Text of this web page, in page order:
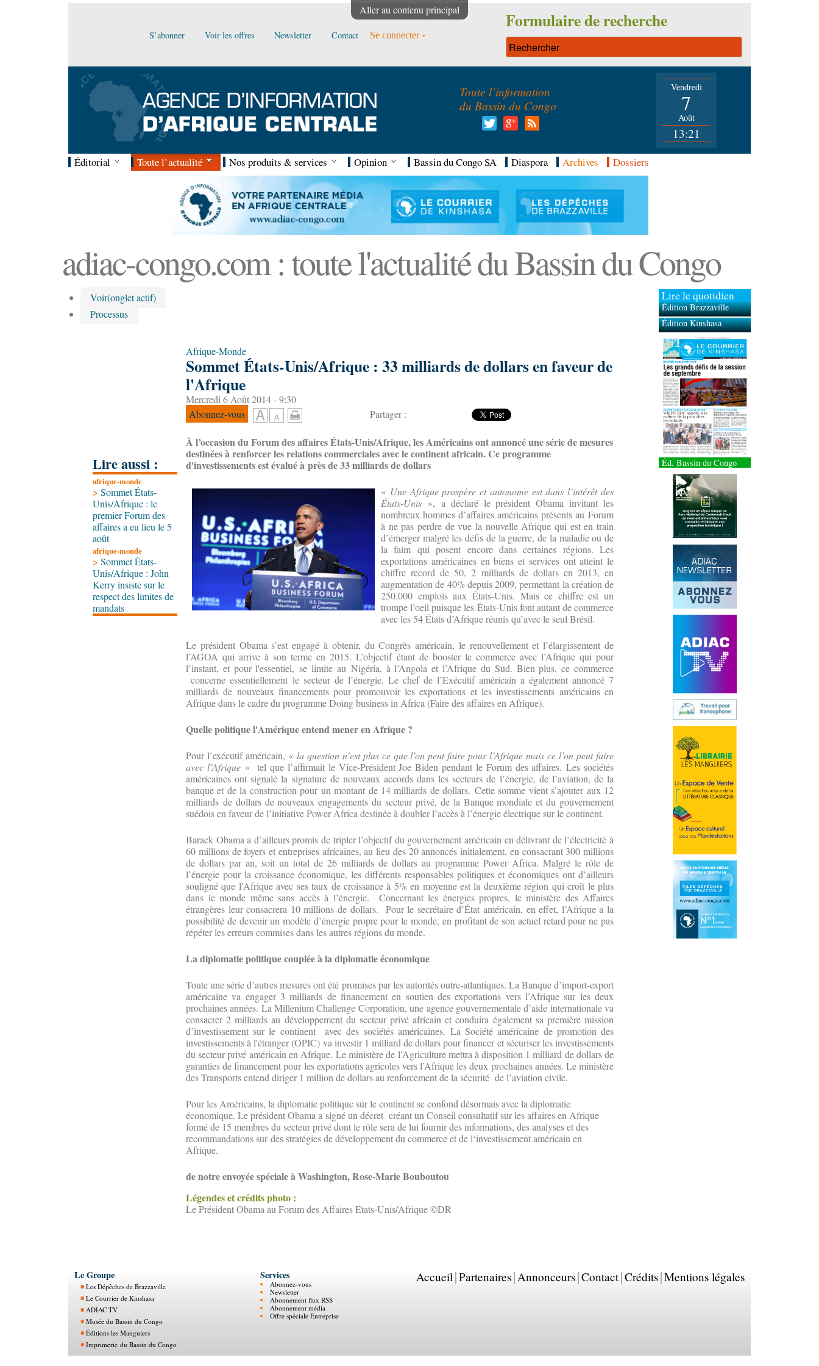
Aller au contenu principal
S’abonner Voir les offres Newsletter Contact Se connecter
Formulaire de recherche
Toute l’information
du Bassin du Congo
Vendredi
7
Août
13:21
Éditorial Toute l’actualité Nos produits & services Opinion Bassin du Congo SA Diaspora Archives Dossiers
adiac-congo.com : toute l'actualité du Bassin du Congo
Voir(onglet actif)
Processus
Lire aussi :
afrique-monde
> Sommet États-
Unis/Afrique : le
premier Forum des
affaires a eu lieu le 5
août
afrique-monde
> Sommet États-
Unis/Afrique : John
Kerry insiste sur le
respect des limites de
mandats
Afrique-Monde
Sommet États-Unis/Afrique : 33 milliards de dollars en faveur de
l'Afrique
Mercredi 6 Août 2014 - 9:30
Abonnez-vous
Partager :
À l’occasion du Forum des affaires États-Unis/Afrique, les Américains ont annoncé une série de mesures
destinées à renforcer les relations commerciales avec le continent africain. Ce programme
d'investissements est évalué à près de 33 milliards de dollars
« Une Afrique prospère et autonome est dans l’intérêt des
États-Unis », a déclaré le président Obama invitant les
nombreux hommes d’affaires américains présents au Forum
à ne pas perdre de vue la nouvelle Afrique qui est en train
d’émerger malgré les défis de la guerre, de la maladie ou de
la faim qui posent encore dans certaines régions. Les
exportations américaines en biens et services ont atteint le
chiffre record de 50, 2 milliards de dollars en 2013, en
augmentation de 40% depuis 2009, permettant la création de
250.000 emplois aux États-Unis. Mais ce chiffre est un
trompe l’oeil puisque les États-Unis font autant de commerce
avec les 54 États d’Afrique réunis qu’avec le seul Brésil.
Le président Obama s’est engagé à obtenir, du Congrès américain, le renouvellement et l’élargissement de
l’AGOA qui arrive à son terme en 2015. L’objectif étant de booster le commerce avec l’Afrique qui pour
l’instant, et pour l'essentiel, se limite au Nigéria, à l’Angola et l’Afrique du Sud. Bien plus, ce commerce
concerne essentiellement le secteur de l’énergie. Le chef de l’Exécutif américain a également annoncé 7
milliards de nouveaux financements pour promouvoir les exportations et les investissements américains en
Afrique dans le cadre du programme Doing business in Africa (Faire des affaires en Afrique).
Quelle politique l'Amérique entend mener en Afrique ?
Pour l’exécutif américain, « la question n’est plus ce que l’on peut faire pour l’Afrique mais ce l’on peut faire
avec l’Afrique » tel que l’affirmait le Vice-Président Joe Biden pendant le Forum des affaires. Les sociétés
américaines ont signalé la signature de nouveaux accords dans les secteurs de l’énergie, de l’aviation, de la
banque et de la construction pour un montant de 14 milliards de dollars. Cette somme vient s’ajouter aux 12
milliards de dollars de nouveaux engagements du secteur privé, de la Banque mondiale et du gouvernement
suédois en faveur de l’initiative Power Africa destinée à doubler l’accès à l’énergie électrique sur le continent.
Barack Obama a d’ailleurs promis de tripler l’objectif du gouvernement américain en délivrant de l’électricité à
60 millions de foyers et entreprises africaines, au lieu des 20 annoncés initialement, en consacrant 300 millions
de dollars par an, soit un total de 26 milliards de dollars au programme Power Africa. Malgré le rôle de
l’énergie pour la croissance économique, les différents responsables politiques et économiques ont d’ailleurs
souligné que l’Afrique avec ses taux de croissance à 5% en moyenne est la deuxième région qui croît le plus
dans le monde même sans accès à l’énergie. Concernant les énergies propres, le ministère des Affaires
étrangères leur consacrera 10 millions de dollars. Pour le secrétaire d’État américain, en effet, l’Afrique a la
possibilité de devenir un modèle d’énergie propre pour le monde, en profitant de son actuel retard pour ne pas
répéter les erreurs commises dans les autres régions du monde.
La diplomatie politique couplée à la diplomatie économique
Toute une série d’autres mesures ont été promises par les autorités outre-atlantiques. La Banque d’import-export
américaine va engager 3 milliards de financement en soutien des exportations vers l’Afrique sur les deux
prochaines années. La Millenium Challenge Corporation, une agence gouvernementale d’aide internationale va
consacrer 2 milliards au développement du secteur privé africain et conduira également sa première mission
d’investissement sur le continent avec des sociétés américaines. La Société américaine de promotion des
investissements à l'étranger (OPIC) va investir 1 milliard de dollars pour financer et sécuriser les investissements
du secteur privé américain en Afrique. Le ministère de l’Agriculture mettra à disposition 1 milliard de dollars de
garanties de financement pour les exportations agricoles vers l’Afrique les deux prochaines années. Le ministère
des Transports entend diriger 1 million de dollars au renforcement de la sécurité de l’aviation civile.
Pour les Américains, la diplomatie politique sur le continent se confond désormais avec la diplomatie
économique. Le président Obama a signé un décret créant un Conseil consultatif sur les affaires en Afrique
formé de 15 membres du secteur privé dont le rôle sera de lui fournir des informations, des analyses et des
recommandations sur des stratégies de développement du commerce et de l‘investissement américain en
Afrique.
de notre envoyée spéciale à Washington, Rose-Marie Bouboutou
Légendes et crédits photo :
Le Président Obama au Forum des Affaires Etats-Unis/Afrique ©DR
Lire le quotidien
Édition Brazzaville
Édition Kinshasa
Éd. Bassin du Congo
Accueil Partenaires Annonceurs Contact Crédits Mentions légales
Le Groupe
Les Dépêches de Brazzaville
Le Courrier de Kinshasa
ADIAC TV
Musée du Bassin du Congo
Éditions les Manguiers
Imprimerie du Bassin du Congo
Services
Abonnez-vous
Newsletter
Abonnement flux RSS
Abonnement média
Offre spéciale Entreprise